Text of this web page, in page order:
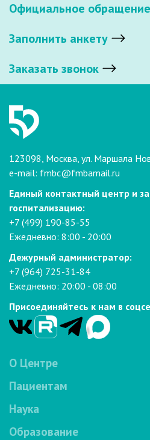
Официальное обращение
Заполнить анкету
Заказать звонок
123098, Москва, ул. Маршала
e-mail: fmbc@fmbamail.ru
Единый контактный центр и
госпитализацию:
+7 (499) 190-85-55
Ежедневно: 8:00 - 20:00
Дежурный администратор:
+7 (964) 725-31-84
Ежедневно: 20:00 - 08:00
Присоединяйтесь к нам в
О Центре
Пациентам
Наука
Образование